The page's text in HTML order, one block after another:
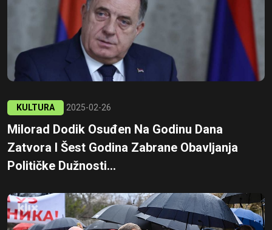
KULTURA 2025-02-26
Milorad Dodik Osuđen Na Godinu Dana
Zatvora I Šest Godina Zabrane Obavljanja
Političke Dužnosti...